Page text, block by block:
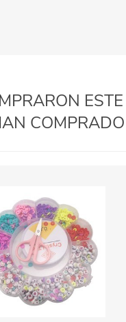
ESTE
COMPRADO